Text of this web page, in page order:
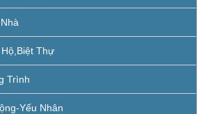
Hộ,biệt Thự
Trình
Yếu Nhân